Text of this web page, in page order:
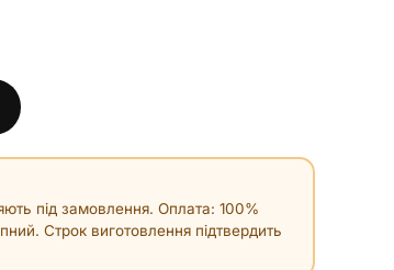
під замовлення. Оплата: 100%
Строк виготовлення підтвердить